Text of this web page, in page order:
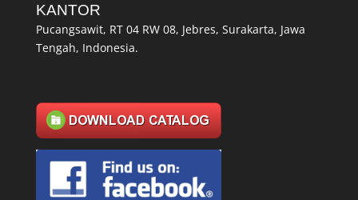
KANTOR
Pucangsawit, RT 04 RW 08, Jebres, Surakarta, Jawa
Tengah, Indonesia.